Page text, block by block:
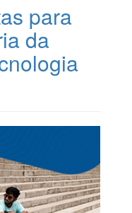
para
da